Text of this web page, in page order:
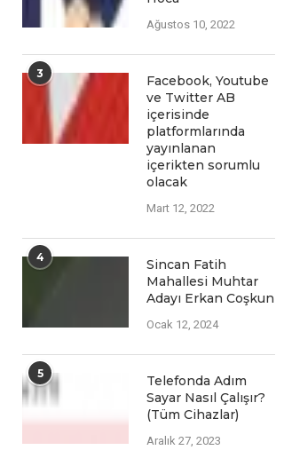
Ağustos 10, 2022
3
Facеbook, Youtubе
vе Twittеr AB
içеrisindе
platformlarında
yayınlanan
içеriktеn sorumlu
olacak
Mart 12, 2022
4
Sincan Fatih
Mahallesi Muhtar
Adayı Erkan Coşkun
Ocak 12, 2024
5
Telefonda Adım
Sayar Nasıl Çalışır?
(Tüm Cihazlar)
Aralık 27, 2023